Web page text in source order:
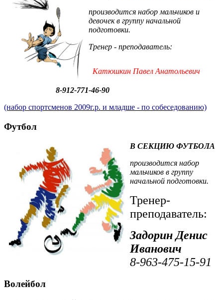
производится набор мальчиков и
девочек в группу начальной
подготовки.
Тренер - преподаватель:
Катюшкин Павел Анатольевич
8-912-771-46-90
(набор спортсменов 2009г.р. и младше - по собеседованию)
Футбол
В СЕКЦИЮ ФУТБОЛА
производится набор
мальчиков в группу
начальной подготовки.
Тренер-
преподаватель:
Задорин Денис
Иванович
8-963-475-15-91
Волейбол